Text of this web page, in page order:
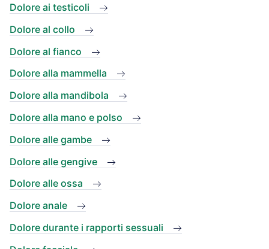
Dolore ai testicoli
Dolore al collo
Dolore al fianco
Dolore alla mammella
Dolore alla mandibola
Dolore alla mano e polso
Dolore alle gambe
Dolore alle gengive
Dolore alle ossa
Dolore anale
Dolore durante i rapporti sessuali